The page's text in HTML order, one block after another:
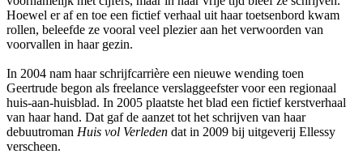
Hoewel er af en toe een fictief verhaal uit haar toetsenbord kwam
rollen, beleefde ze vooral veel plezier aan het verwoorden van
voorvallen in haar gezin.
In 2004 nam haar schrijfcarrière een nieuwe wending toen
Geertrude begon als freelance verslaggeefster voor een regionaal
huis-aan-huisblad. In 2005 plaatste het blad een fictief kerstverhaal
van haar hand. Dat gaf de aanzet tot het schrijven van haar
debuutroman Huis vol Verleden dat in 2009 bij uitgeverij Ellessy
verscheen.